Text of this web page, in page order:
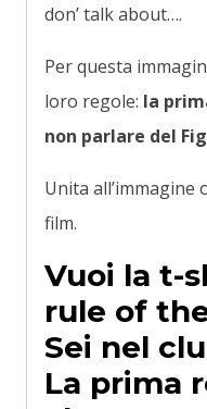
don’ talk about….
Per questa
loro regole: la
non parlare del
Unita all’immagine
film.
Vuoi la t-
rule of
Sei nel
La prima